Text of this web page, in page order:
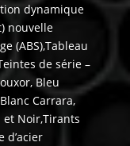
dynamique
nouvelle
(ABS),Tableau
de série –
Bleu
Carrara,
et Noir,Tirants
d’acier